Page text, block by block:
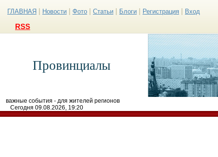
ГЛАВНАЯ Новости Фото Статьи Блоги Регистрация Вход
RSS
Провинциалы
важные события - для жителей регионов
Сегодня 09.08.2026, 19:20